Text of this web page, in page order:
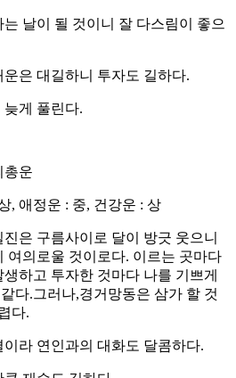
날이 될 것이니 잘 다스림이 좋으
은 대길하니 투자도 길하다.
늦게 풀린다.
운
, 애정운 : 중, 건강운 : 상
진은 구름사이로 달이 방긋 웃으니
여의로울 것이로다. 이르는 곳마다
생하고 투자한 것마다 나를 기쁘게
다.그러나,경거망동은 삼가 할 것
다.
라 연인과의 대화도 달콤하다.